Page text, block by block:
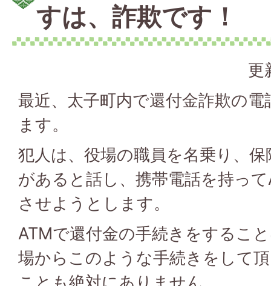
すは、詐欺です！
更
最近、太子町内で還付金詐欺の
ます。
犯人は、役場の職員を名乗り、
があると話し、携帯電話を持っ
させようとします。
ATMで還付金の手続きをするこ
場からこのような手続きをして
ことも絶対にありません。